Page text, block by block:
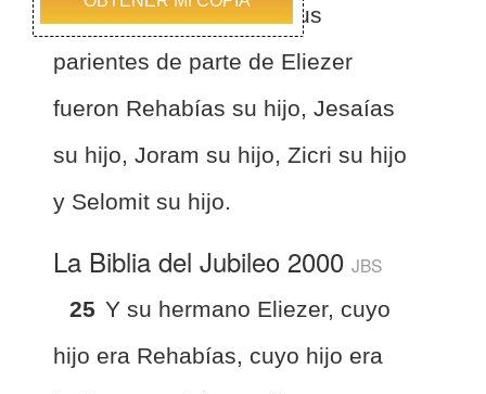
1 Crónicas 26:25
Y sus
parientes de parte de Eliezer
fueron Rehabías su hijo, Jesaías
su hijo, Joram su hijo, Zicri su hijo
y Selomit su hijo.
La Biblia del Jubileo 2000 JBS
25 Y su hermano Eliezer, cuyo
hijo era Rehabías, cuyo hijo era